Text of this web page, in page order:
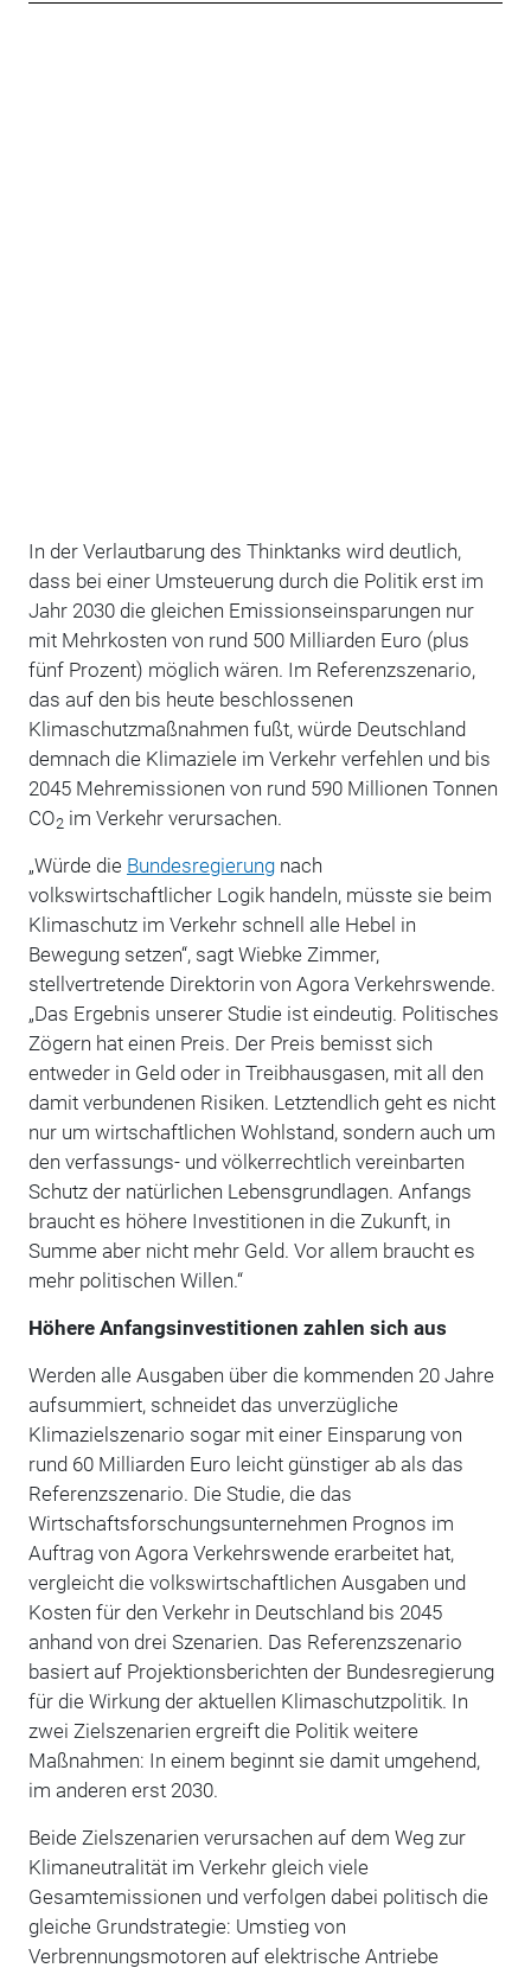
In der Verlautbarung des Thinktanks wird deutlich,
dass bei einer Umsteuerung durch die Politik erst im
Jahr 2030 die gleichen Emissionseinsparungen nur
mit Mehrkosten von rund 500 Milliarden Euro (plus
fünf Prozent) möglich wären. Im Referenzszenario,
das auf den bis heute beschlossenen
Klimaschutzmaßnahmen fußt, würde Deutschland
demnach die Klimaziele im Verkehr verfehlen und bis
2045 Mehremissionen von rund 590 Millionen Tonnen
CO2 im Verkehr verursachen.
„Würde die Bundesregierungnach
volkswirtschaftlicher Logik handeln, müsste sie beim
Klimaschutz im Verkehr schnell alle Hebel in
Bewegung setzen“, sagt Wiebke Zimmer,
stellvertretende Direktorin von Agora Verkehrswende.
„Das Ergebnis unserer Studie ist eindeutig. Politisches
Zögern hat einen Preis. Der Preis bemisst sich
entweder in Geld oder in Treibhausgasen, mit all den
damit verbundenen Risiken. Letztendlich geht es nicht
nur um wirtschaftlichen Wohlstand, sondern auch um
den verfassungs- und völkerrechtlich vereinbarten
Schutz der natürlichen Lebensgrundlagen. Anfangs
braucht es höhere Investitionen in die Zukunft, in
Summe aber nicht mehr Geld. Vor allem braucht es
mehr politischen Willen.“
Höhere Anfangsinvestitionen zahlen sich aus
Werden alle Ausgaben über die kommenden 20 Jahre
aufsummiert, schneidet das unverzügliche
Klimazielszenario sogar mit einer Einsparung von
rund 60 Milliarden Euro leicht günstiger ab als das
Referenzszenario. Die Studie, die das
Wirtschaftsforschungsunternehmen Prognos im
Auftrag von Agora Verkehrswende erarbeitet hat,
vergleicht die volkswirtschaftlichen Ausgaben und
Kosten für den Verkehr in Deutschland bis 2045
anhand von drei Szenarien. Das Referenzszenario
basiert auf Projektionsberichten der Bundesregierung
für die Wirkung der aktuellen Klimaschutzpolitik. In
zwei Zielszenarien ergreift die Politik weitere
Maßnahmen: In einem beginnt sie damit umgehend,
im anderen erst 2030.
Beide Zielszenarien verursachen auf dem Weg zur
Klimaneutralität im Verkehr gleich viele
Gesamtemissionen und verfolgen dabei politisch die
gleiche Grundstrategie: Umstieg von
Verbrennungsmotoren auf elektrische Antriebe